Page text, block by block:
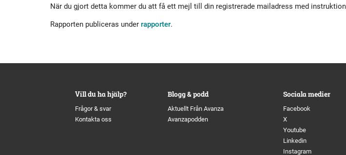
Kultur
Avanza Fonder
Avanza Pension
Kalender Valberedning
Incitamentsprogram
När du gjort detta kommer du att få ett mejl till din registrerade mailadress med
Rapporten publiceras under rapporter.
Vill du ha hjälp?
Frågor & svar
Kontakta oss
Blogg & podd
Aktuellt Från Avanza
Avanzapodden
Sociala medier
Facebook
X
Youtube
Linkedin
Instagram